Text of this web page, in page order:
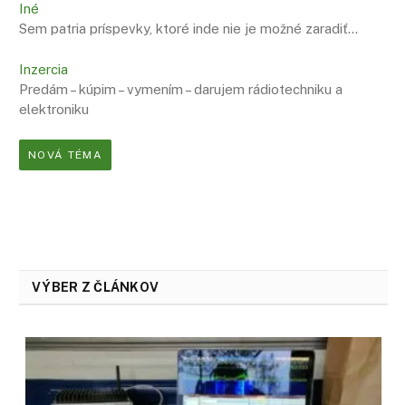
Iné
Sem patria príspevky, ktoré inde nie je možné zaradiť…
Inzercia
Predám – kúpim – vymením – darujem rádiotechniku a
elektroniku
NOVÁ TÉMA
VÝBER Z ČLÁNKOV